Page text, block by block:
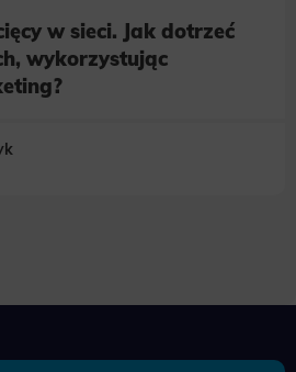
w sieci. Jak dotrzeć
wykorzystując